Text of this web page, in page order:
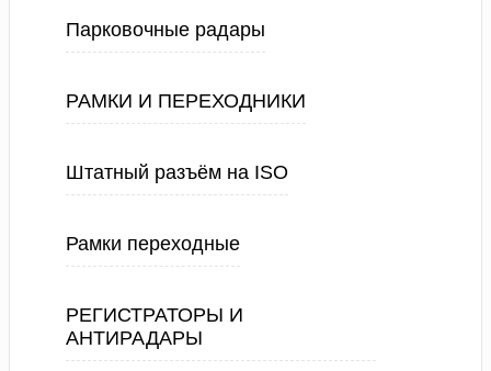
Парковочные радары
РАМКИ И ПЕРЕХОДНИКИ
Штатный разъём на ISO
Рамки переходные
РЕГИСТРАТОРЫ И
АНТИРАДАРЫ